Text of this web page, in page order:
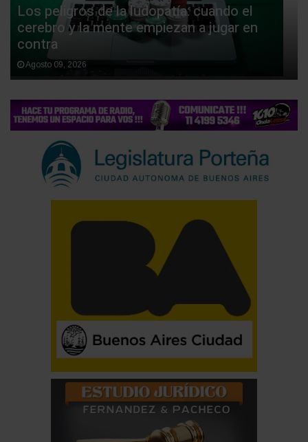
Los peligros de la ludopatía: cuando el
cerebro y la mente empiezan a jugar en
contra
Agosto 09, 2026